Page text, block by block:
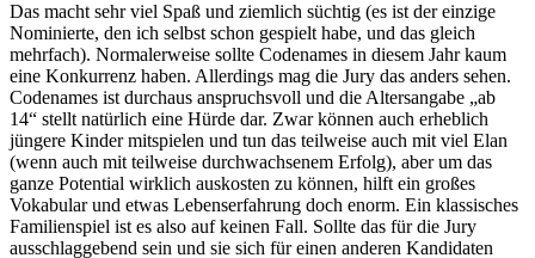
Das macht sehr viel Spaß und ziemlich süchtig (es ist der einzige
Nominierte, den ich selbst schon gespielt habe, und das gleich
mehrfach). Normalerweise sollte Codenames in diesem Jahr kaum
eine Konkurrenz haben. Allerdings mag die Jury das anders sehen.
Codenames ist durchaus anspruchsvoll und die Altersangabe „ab
14“ stellt natürlich eine Hürde dar. Zwar können auch erheblich
jüngere Kinder mitspielen und tun das teilweise auch mit viel Elan
(wenn auch mit teilweise durchwachsenem Erfolg), aber um das
ganze Potential wirklich auskosten zu können, hilft ein großes
Vokabular und etwas Lebenserfahrung doch enorm. Ein klassisches
Familienspiel ist es also auf keinen Fall. Sollte das für die Jury
ausschlaggebend sein und sie sich für einen anderen Kandidaten